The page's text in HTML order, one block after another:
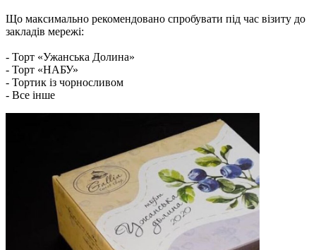
Що максимально рекомендовано спробувати під час візиту до
закладів мережі:
- Торт «Ужанська Долина»
- Торт «НАБУ»
- Тортик із чорносливом
- Все інше